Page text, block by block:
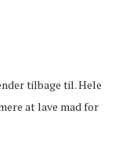
tilbage til. Hele
at lave mad for